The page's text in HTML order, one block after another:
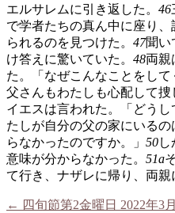
エルサレムに引き返した。 46
で学者たちの真ん中に座り
られるのを見つけた。 47聞い
け答えに驚いていた。 48両親
た。「なぜこんなことをし
父さんもわたしも心配して捜
イエスは言われた。「どう
たしが自分の父の家にいる
らなかったのですか。」 50
意味が分からなかった。 51a
て行き、ナザレに帰り、両親
← 四旬節第2金曜日 2022年3